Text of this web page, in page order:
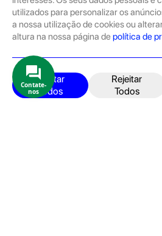
utilizados para personalizar os
a nossa utilização de cookies ou
altura na nossa página de política de
Aceitar
Todos
Rejeitar
Todos
Novos.
Os seminovos são sempre sujeitos
pelas equipas técnicas que
Produtos e
iPhone
iPad
Contate-
nos